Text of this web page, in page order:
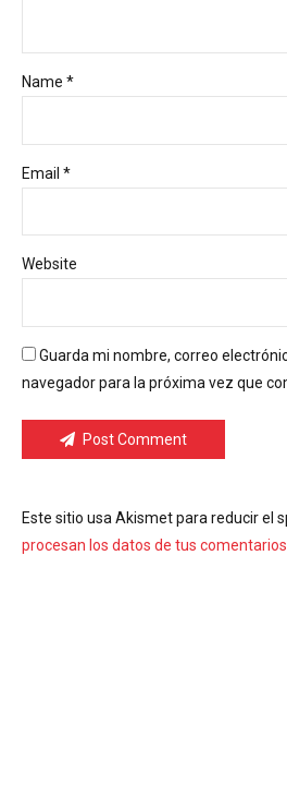
Name *
Email *
Website
Guarda mi nombre, correo
navegador para la próxima vez que
Post Comment
Este sitio usa Akismet para reducir el
procesan los datos de tus